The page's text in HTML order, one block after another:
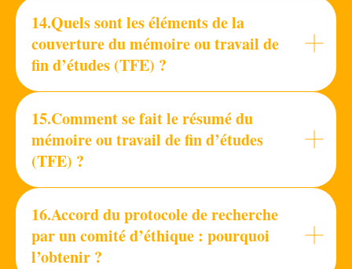
14.Quels sont les éléments de la
couverture du mémoire ou travail de
fin d’études (TFE) ?
15.Comment se fait le résumé du
mémoire ou travail de fin d’études
(TFE) ?
16.Accord du protocole de recherche
par un comité d’éthique : pourquoi
l’obtenir ?